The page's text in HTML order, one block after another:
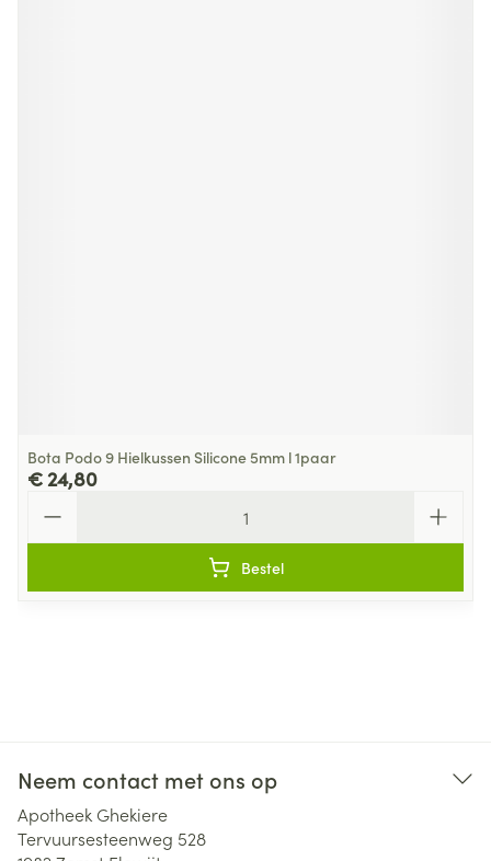
Bota Podo 9 Hielkussen Silicone 5mm l 1paar
€ 24,80
Bestel
Neem contact met ons op
Apotheek Ghekiere
Tervuursesteenweg 528